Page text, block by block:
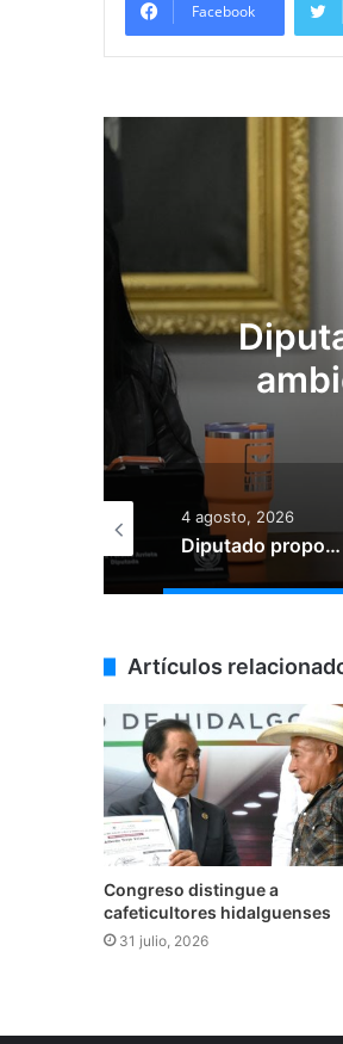
Facebook
4 agosto, 2026
Diputado propone fortalecer la política ambiental con enfoque de desarrollo sustentable
Artículos
Congreso distingue a
cafeticultores hidalguenses
31 julio, 2026